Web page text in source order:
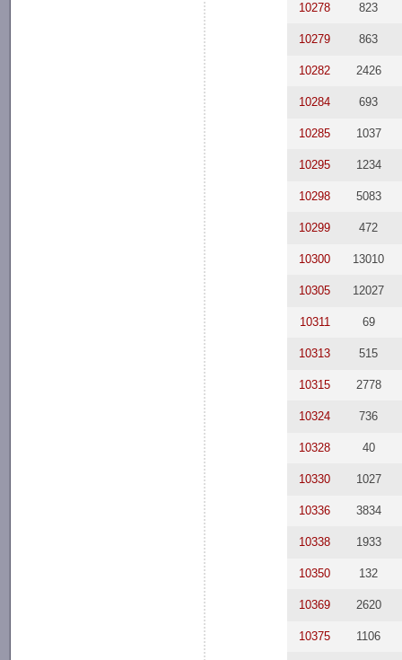
10278 823
10279 863
10282 2426
10284 693
10285 1037
10295 1234
10298 5083
10299 472
10300 13010
10305 12027
10311 69
10313 515
10315 2778
10324 736
10328 40
10330 1027
10336 3834
10338 1933
10350 132
10369 2620
10375 1106